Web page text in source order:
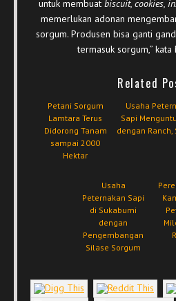
untuk membuat biscuit, cookies,
memerlukan adonan
sorgum. Produsen bisa ganti
termasuk sorgum,” kata
Related
Petani Sorgum
Lamtara Terus
Didorong Tanam
sampai 2000
Hektar
Usaha
Sapi
dengan Ranch,
Usaha
Peternakan Sapi
di Sukabumi
dengan
Pengembangan
Silase Sorgum